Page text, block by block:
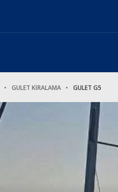
GULET KİRALAMA GULET G5